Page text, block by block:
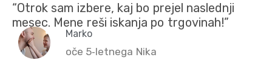
“Otrok sam izbere, kaj bo prejel naslednji
mesec. Mene reši iskanja po trgovinah!”
Marko
oče 5‑letnega Nika